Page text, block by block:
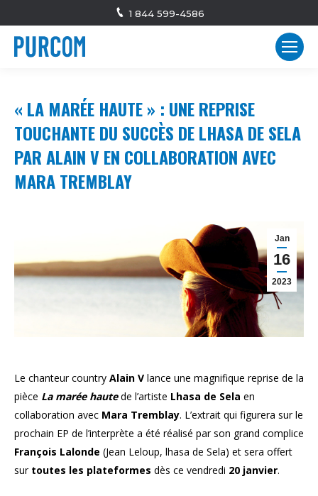
1 844 599-4586
« LA MARÉE HAUTE » : UNE REPRISE
TOUCHANTE DU SUCCÈS DE LHASA DE SELA
PAR ALAIN V EN COLLABORATION AVEC
MARA TREMBLAY
Jan
16
2023
Le chanteur country Alain V lance une magnifique reprise de la
pièce La marée hautede l’artiste Lhasa de Sela en
collaboration avec Mara Tremblay. L’extrait qui figurera sur le
prochain EP de l’interprète a été réalisé par son grand complice
François Lalonde (Jean Leloup, lhasa de Sela) et sera offert
sur toutes les plateformes dès ce vendredi 20 janvier.